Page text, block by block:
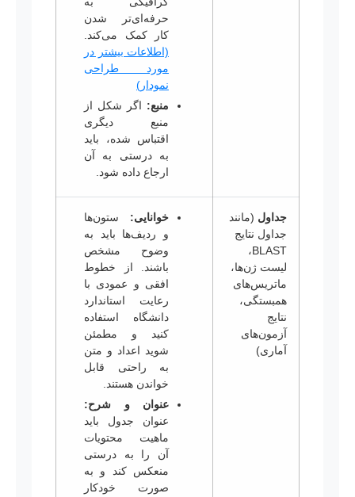
حرفه‌ای‌تر شدن
کار کمک می‌کند.
(اطلاعات بیشتر در
مورد طراحی
نمودار)
منبع: اگر شکل از
منبع دیگری
اقتباس شده، باید
به درستی به آن
ارجاع داده شود.
جداول (مانند
جداول نتایج
BLAST،
لیست ژن‌ها،
ماتریس‌های
همبستگی،
نتایج
آزمون‌های
آماری)
خوانایی: ستون‌ها
و ردیف‌ها باید به
وضوح مشخص
باشند. از خطوط
افقی و عمودی با
رعایت استاندارد
دانشگاه استفاده
کنید و مطمئن
شوید اعداد و متن
به راحتی قابل
خواندن هستند.
عنوان و شرح:
عنوان جدول باید
ماهیت محتویات
آن را به درستی
منعکس کند و به
صورت خودکار